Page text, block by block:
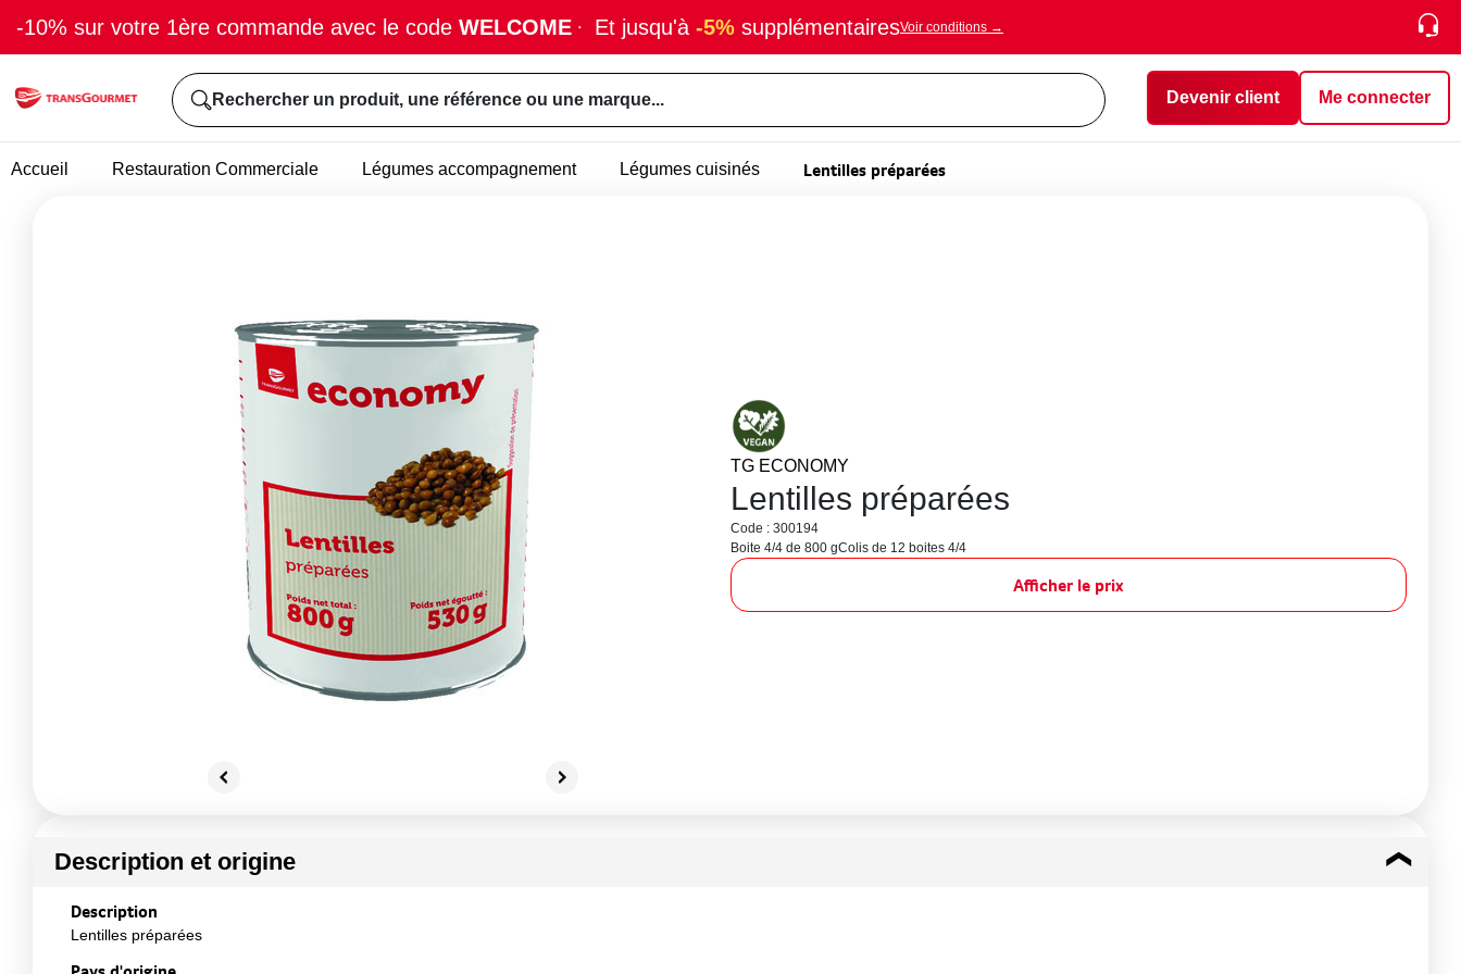
-10% sur votre 1ère commande avec le code WELCOME · Et jusqu'à -5% supplémentairesVoir conditions →
Rechercher un produit, une référence ou une marque... Devenir client Me connecter
Accueil Restauration Commerciale Légumes accompagnement Légumes cuisinés Lentilles préparées
TG ECONOMY
Lentilles préparées
Code : 300194
Boite 4/4 de 800 gColis de 12 boites 4/4
Afficher le prix
Description et origine
Description
Lentilles préparées